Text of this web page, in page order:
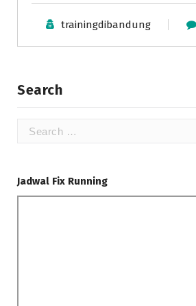
trainingdibandung
Search
Search
Jadwal Fix Running